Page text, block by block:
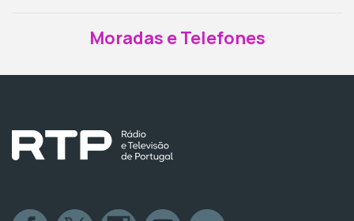
Moradas e Telefones